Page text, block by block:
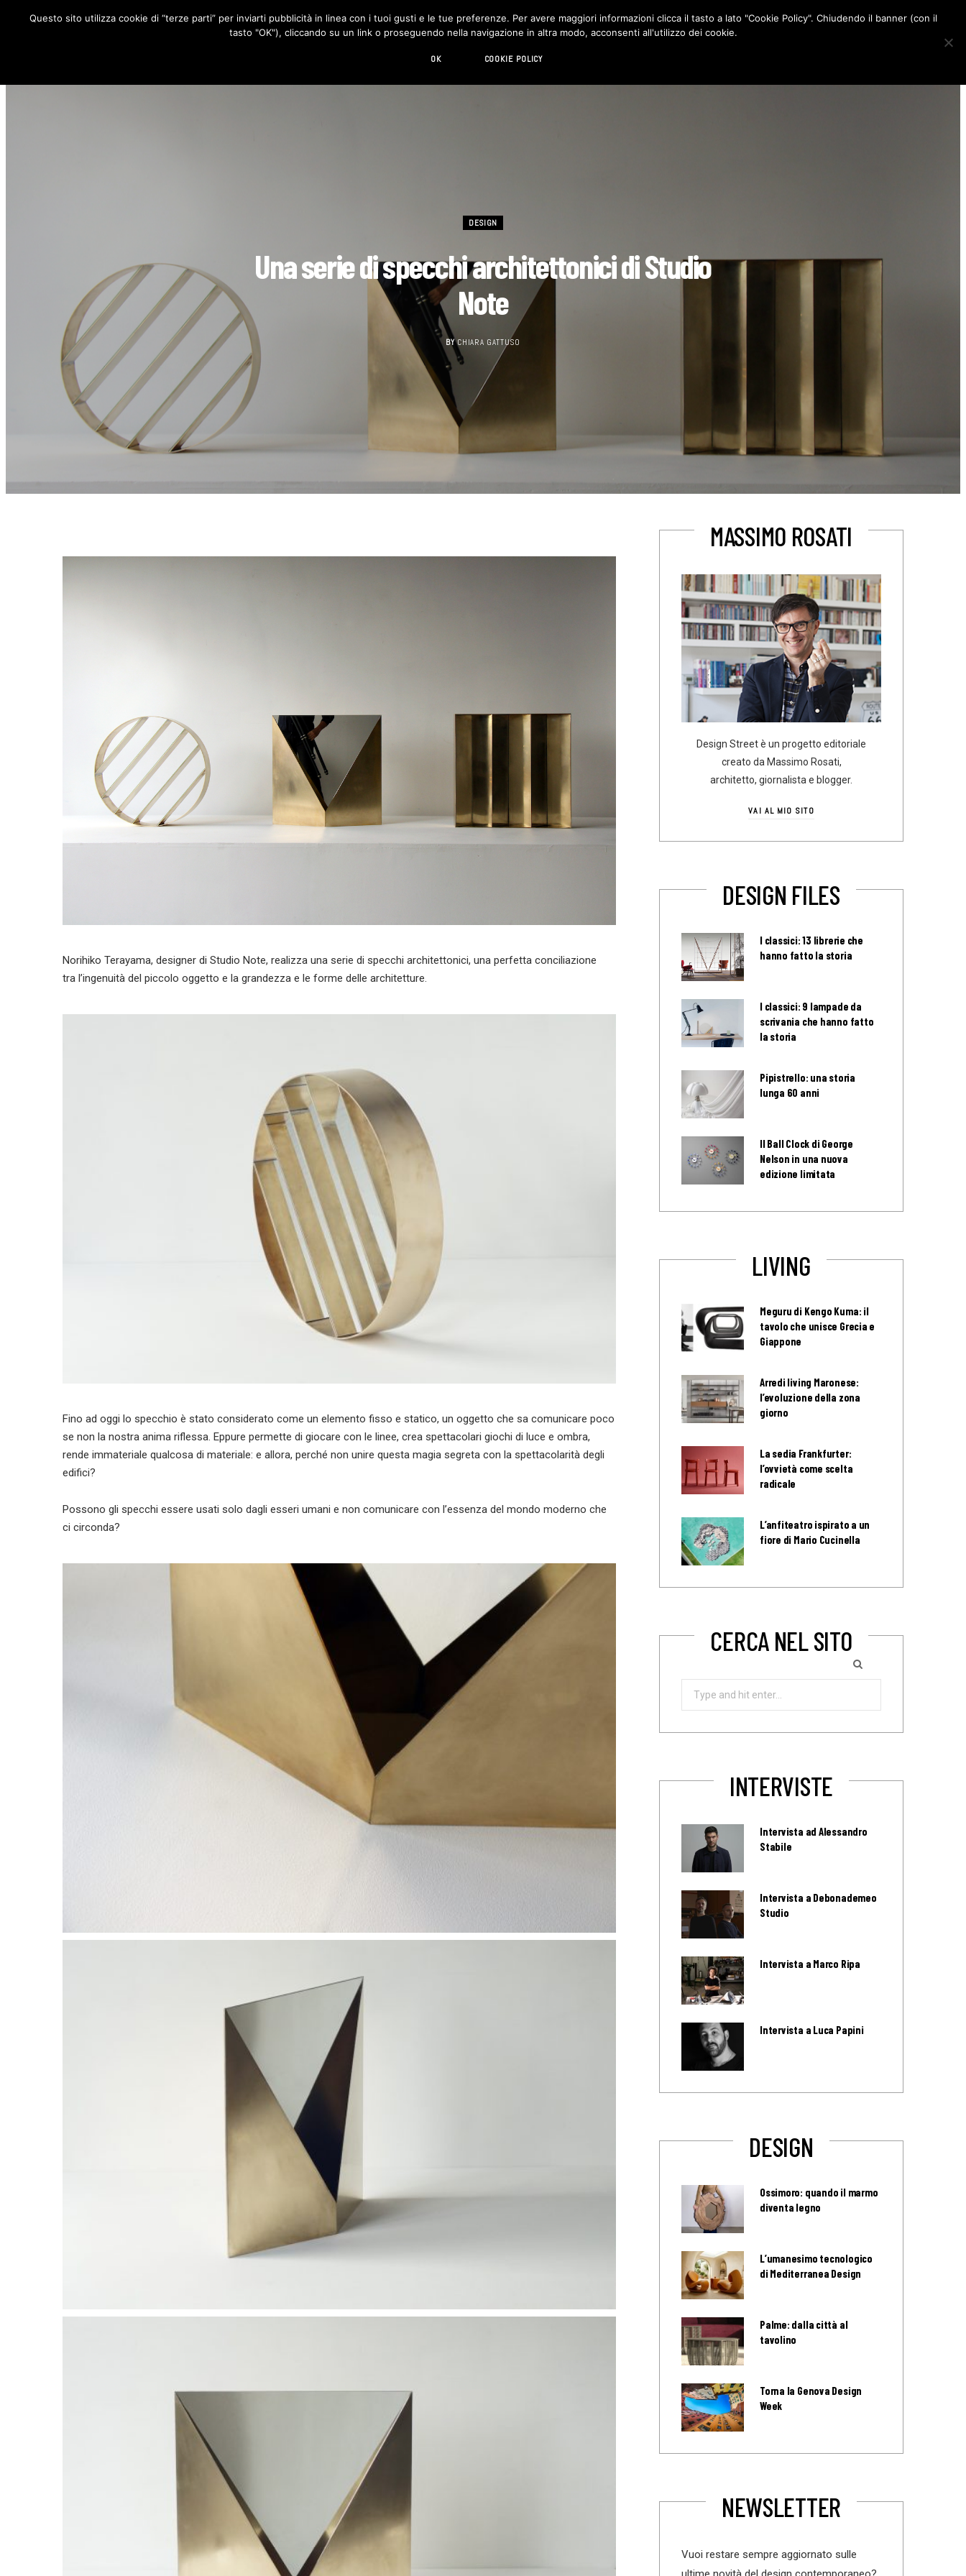
RUBRICHE DESIGN LIVING HI-TECH CHI SIAMO CONTATTI
o
g
r
d
DESIGN
Una serie di specchi architettonici di Studio
Note
BY CHIARA GATTUSO
Norihiko Terayama, designer di Studio Note, realizza una serie di specchi architettonici, una perfetta conciliazione
tra l’ingenuità del piccolo oggetto e la grandezza e le forme delle architetture.
Fino ad oggi lo specchio è stato considerato come un elemento fisso e statico, un oggetto che sa comunicare poco
se non la nostra anima riflessa. Eppure permette di giocare con le linee, crea spettacolari giochi di luce e ombra,
rende immateriale qualcosa di materiale: e allora, perché non unire questa magia segreta con la spettacolarità degli
edifici?
Possono gli specchi essere usati solo dagli esseri umani e non comunicare con l’essenza del mondo moderno che
ci circonda?
MASSIMO ROSATI
Design Street è un progetto editoriale
creato da Massimo Rosati,
architetto, giornalista e blogger.
VAI AL MIO SITO
DESIGN FILES
I classici: 13 librerie che
hanno fatto la storia
I classici: 9 lampade da
scrivania che hanno fatto
la storia
Pipistrello: una storia
lunga 60 anni
Il Ball Clock di George
Nelson in una nuova
edizione limitata
LIVING
Meguru di Kengo Kuma: il
tavolo che unisce Grecia e
Giappone
Arredi living Maronese:
l’evoluzione della zona
giorno
La sedia Frankfurter:
l’ovvietà come scelta
radicale
L’anfiteatro ispirato a un
fiore di Mario Cucinella
CERCA NEL SITO
Search
INTERVISTE
Intervista ad Alessandro
Stabile
Intervista a Debonademeo
Studio
Intervista a Marco Ripa
Intervista a Luca Papini
DESIGN
Ossimoro: quando il marmo
diventa legno
L’umanesimo tecnologico
di Mediterranea Design
Palme: dalla città al
tavolino
Torna la Genova Design
Week
NEWSLETTER
Vuoi restare sempre aggiornato sulle
Questo sito utilizza cookie di “terze parti” per inviarti pubblicità in linea con i tuoi gusti e le tue preferenze. Per avere maggiori informazioni clicca il tasto a lato "Cookie Policy". Chiudendo il banner (con il
tasto "OK"), cliccando su un link o proseguendo nella navigazione in altra modo, acconsenti all'utilizzo dei cookie.
OK COOKIE POLICY